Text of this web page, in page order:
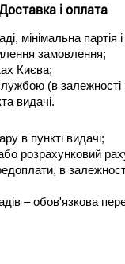
і оплата
мінімальна партія
замовлення;
Києва;
(в залежності
видачі.
в пункті видачі;
розрахунковий
в
– обов'язкова